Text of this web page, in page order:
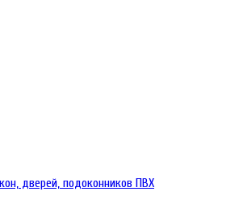
дверей, подоконников ПВХ